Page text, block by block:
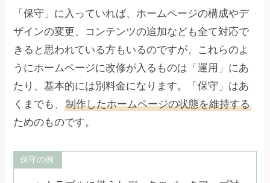
「保守」に入っていれば、ホームページの構成やデ
ザインの変更、コンテンツの追加なども全て対応で
きると思われている方もいるのですが、これらのよ
うにホームページに改修が入るものは「運用」にあ
たり、基本的には別料金になります。「保守」はあ
くまでも、制作したホームページの状態を維持する
ためのものです。
保守の例